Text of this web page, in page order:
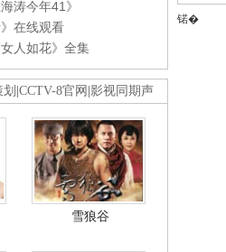
涛今年41》
在线观看
人如花》全集
CCTV-8官网 影视同期声
雪狼谷
锘�